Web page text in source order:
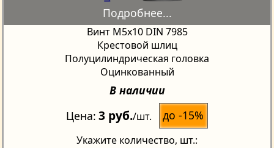
Винт М5х10 DIN 7985
Крестовой шлиц
Полуцилиндрическая головка
Оцинкованный
В наличии
Цена 3 руб./шт. до -15%
Укажите количество, шт.: